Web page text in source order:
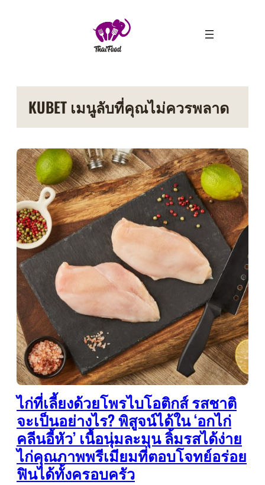
KUBET เมนูลับที่คุณไม่ควรพลาด
ไก่ที่เลี้ยงด้วยโพรไบโอติกส์ รสชาติ
จะเป็นอย่างไร? พิสูจน์ได้ใน ‘อกไก่
คลีนอี้หัว’ เนื้อนุ่มละมุน ลิ้มรสได้ง่าย
ไก่คุณภาพพรีเมียมที่ตอบโจทย์อร่อย
ฟินได้ทั้งครอบครัว